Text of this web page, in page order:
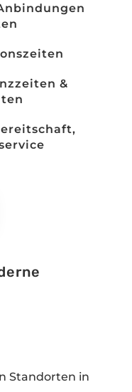
&
Standorten in